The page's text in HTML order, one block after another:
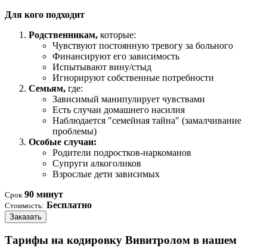
Для кого подходит
Родственникам, которые:
Чувствуют постоянную тревогу за больного
Финансируют его зависимость
Испытывают вину/стыд
Игнорируют собственные потребности
Семьям, где:
Зависимый манипулирует чувствами
Есть случаи домашнего насилия
Наблюдается "семейная тайна" (замалчивание
проблемы)
Особые случаи:
Родители подростков-наркоманов
Супруги алкоголиков
Взрослые дети зависимых
Срок 90 минут
Стоимость: Бесплатно
Заказать
Тарифы на кодировку Вивитролом в нашем